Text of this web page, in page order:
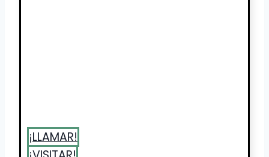
¡LLAMAR!